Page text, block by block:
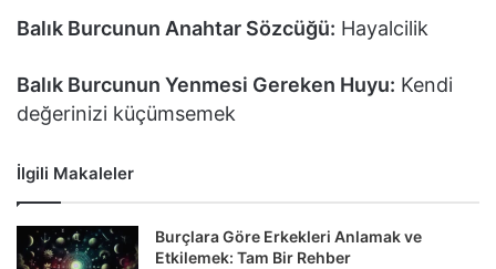
Balık Burcunun Anahtar Sözcüğü: Hayalcilik
Balık Burcunun Yenmesi Gereken Huyu: Kendi
değerinizi küçümsemek
İlgili Makaleler
Burçlara Göre Erkekleri Anlamak ve
Etkilemek: Tam Bir Rehber